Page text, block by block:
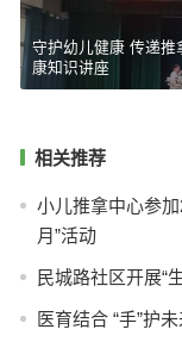
守护幼儿健康 传递
康知识讲座
相关推荐
小儿推拿中心参
月”活动
民城路社区开展“
医育结合 “手”护